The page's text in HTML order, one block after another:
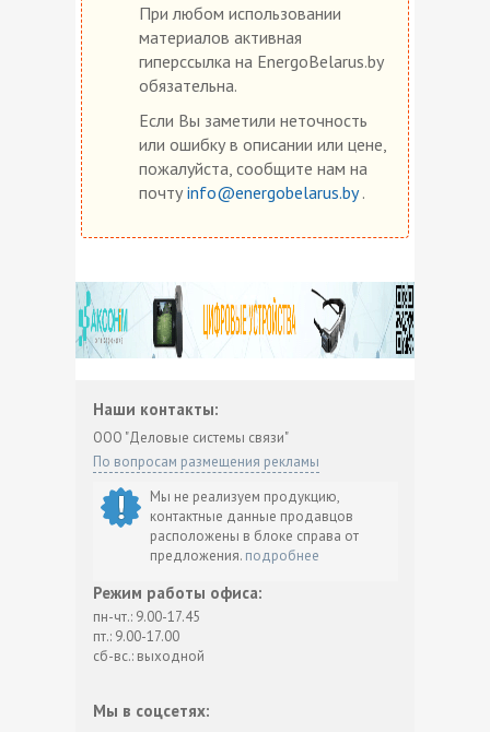
При любом использовании
материалов активная
гиперссылка на EnergoBelarus.by
обязательна.
Если Вы заметили неточность
или ошибку в описании или цене,
пожалуйста, сообщите нам на
почту info@energobelarus.by.
Наши контакты:
ООО "Деловые системы связи"
По вопросам размещения рекламы
Мы не реализуем продукцию,
контактные данные продавцов
расположены в блоке справа от
предложения. подробнее
Режим работы офиса:
пн-чт.: 9.00-17.45
пт.: 9.00-17.00
сб-вс.: выходной
Мы в соцсетях: